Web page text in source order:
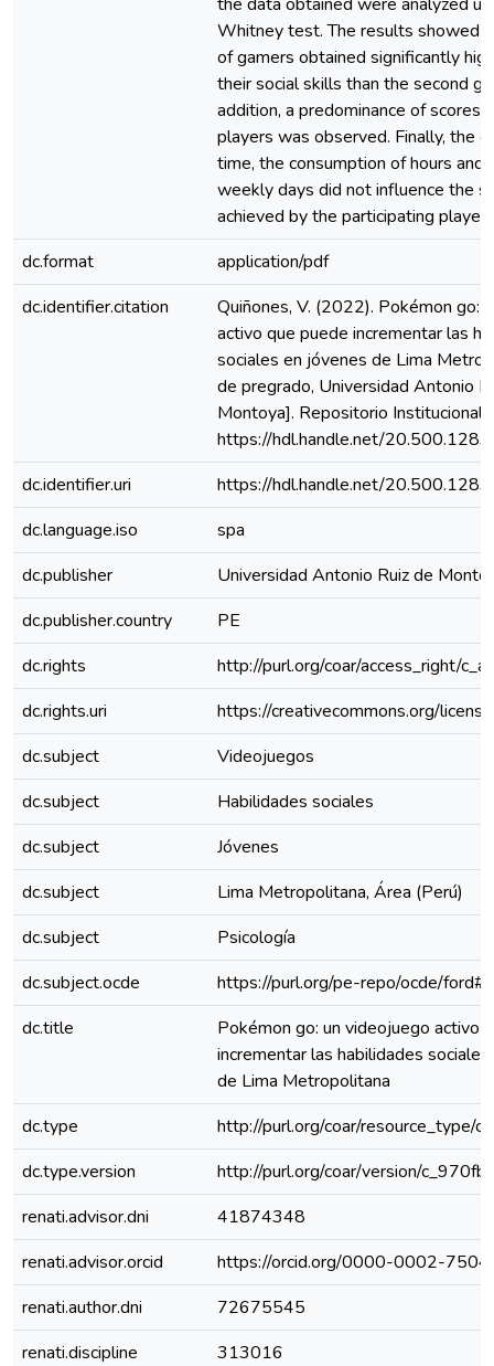
Whitney test. The results showed
of gamers obtained significantly
their social skills than the second
addition, a predominance of scores
players was observed. Finally, the
time, the consumption of hours and
weekly days did not influence the
achieved by the participating
dc.format
application/pdf
dc.identifier.citation
Quiñones, V. (2022). Pokémon go:
activo que puede incrementar las
sociales en jóvenes de Lima
de pregrado, Universidad Antonio
Montoya]. Repositorio Institucional
https://hdl.handle.net/
dc.identifier.uri
https://hdl.handle.net/
dc.language.iso
spa
dc.publisher
Universidad Antonio Ruiz de
dc.publisher.country
PE
dc.rights
http://purl.org/coar/access_right/
dc.rights.uri
https://creativecommons.org/
dc.subject
Videojuegos
dc.subject
Habilidades sociales
dc.subject
Jóvenes
dc.subject
Lima Metropolitana, Área (Perú)
dc.subject
Psicología
dc.subject.ocde
https://purl.org/pe-repo/ocde/
dc.title
Pokémon go: un videojuego activo
incrementar las habilidades
de Lima Metropolitana
dc.type
http://purl.org/coar/resource_type/
dc.type.version
http://purl.org/coar/version/
renati.advisor.dni
41874348
renati.advisor.orcid
https://orcid.org/0000-0002-
renati.author.dni
72675545
renati.discipline
313016